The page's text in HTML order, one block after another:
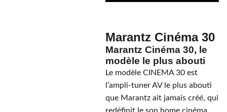
Marantz Cinéma 30
Marantz Cinéma 30, le
modèle le plus abouti
Le modèle CINEMA 30 est
l’ampli-tuner AV le plus abouti
que Marantz ait jamais créé, qui